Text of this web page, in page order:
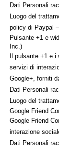
Dati Personali
Luogo del
policy di Paypal –
Pulsante +1 e
Inc.)
Il pulsante +1 e
servizi di
Google+, forniti
Dati Personali
Luogo del
Google Friend
Google Friend
interazione
Dati Personali